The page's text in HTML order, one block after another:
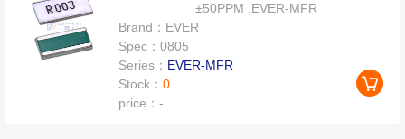
±50PPM ,EVER-MFR
Brand： EVER
Spec：0805
Series： EVER-MFR
Stock：0
price：-